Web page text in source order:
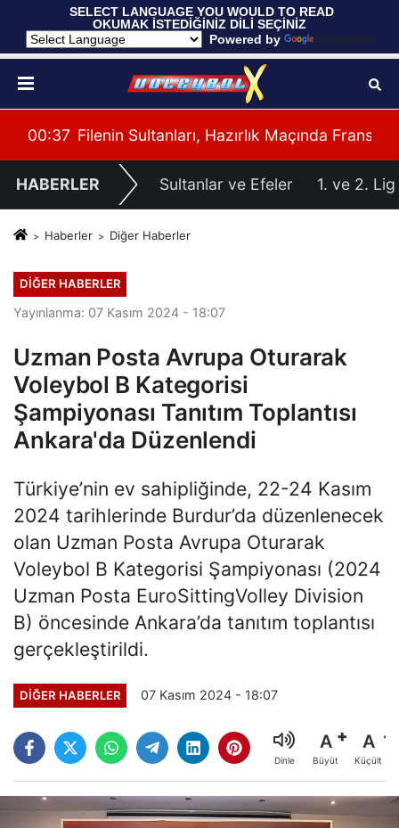
SELECT LANGUAGE YOU WOULD TO READ
OKUMAK İSTEDİĞİNİZ DİLİ SEÇİNİZ
Powered by
Translate
00:37 Filenin Sultanları, Hazırlık Maçında
HABERLER Sultanlar ve Efeler 1. ve 2. Lig
Haberler Diğer Haberler
DIĞER HABERLER
Yayınlanma: 07 Kasım 2024 - 18:07
Uzman Posta Avrupa Oturarak
Voleybol B Kategorisi
Şampiyonası Tanıtım Toplantısı
Ankara'da Düzenlendi
Türkiye’nin ev sahipliğinde, 22-24 Kasım
2024 tarihlerinde Burdur’da düzenlenecek
olan Uzman Posta Avrupa Oturarak
Voleybol B Kategorisi Şampiyonası (2024
Uzman Posta EuroSittingVolley Division
B) öncesinde Ankara’da tanıtım toplantısı
gerçekleştirildi.
DIĞER HABERLER 07 Kasım 2024 - 18:07
Dinle
A
Büyüt
A
Küçült